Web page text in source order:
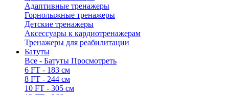
Адаптивные тренажеры
Горнолыжные тренажеры
Детские тренажеры
Аксессуары к кардиотренажерам
Тренажеры для реабилитации
Батуты
Все - Батуты Просмотреть
6 FT - 183 см
8 FT - 244 см
10 FT - 305 см